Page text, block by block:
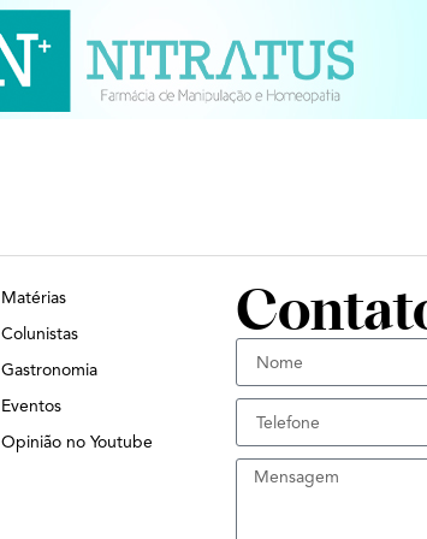
Matérias
Colunistas
Gastronomia
Eventos
Opinião no Youtube